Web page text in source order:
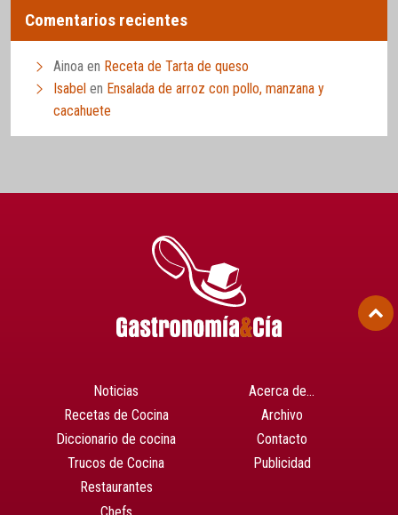
Comentarios recientes
Ainoa en Receta de Tarta de queso
Isabel en Ensalada de arroz con pollo, manzana y
cacahuete
Noticias
Recetas de Cocina
Diccionario de cocina
Trucos de Cocina
Restaurantes
Acerca de…
Archivo
Contacto
Publicidad